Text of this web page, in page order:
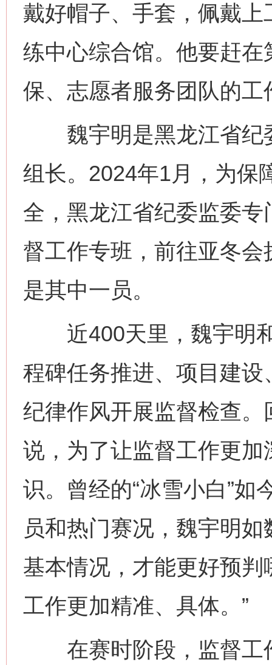
戴好帽子、手套，佩戴
练中心综合馆。他要赶
保、志愿者服务团队的
魏宇明是黑龙江省纪
组长。2024年1月，为保
全，黑龙江省纪委监委
督工作专班，前往亚冬
是其中一员。
近400天里，魏宇明和
程碑任务推进、项目建
纪律作风开展监督检查
说，为了让监督工作更
识。曾经的“冰雪小白”如
员和热门赛况，魏宇明
基本情况，才能更好预
工作更加精准、具体。”
在赛时阶段，监督工